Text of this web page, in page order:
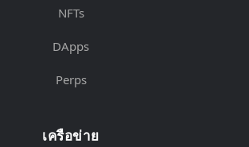
NFTs
DApps
Perps
เครือข่าย